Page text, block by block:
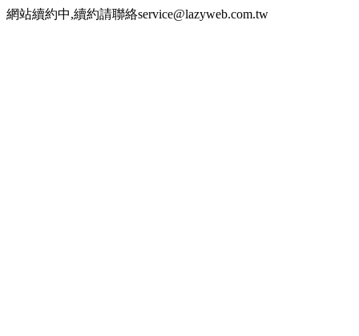
網站續約中,續約請聯絡service@lazyweb.com.tw